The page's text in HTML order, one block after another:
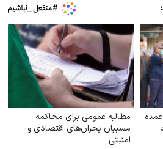
مطالبه عمومی برای محاکمه
مسببان بحران‌های اقتصادی و
امنیتی